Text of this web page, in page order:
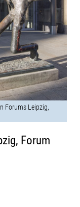
Forums Leipzig,
Forum